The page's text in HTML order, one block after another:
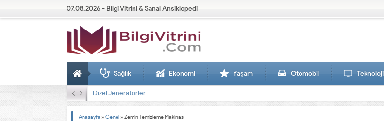
07.08.2026 - Bilgi Vitrini & Sanal Ansiklopedi
Sağlık Ekonomi Yaşam Otomobil Teknoloji
Dizel Jeneratörler
Anasayfa »Genel »Zemin Temizleme Makinası